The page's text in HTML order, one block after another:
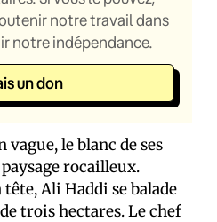
notre travail dans
notre indépendance.
un don
le blanc de ses
rocailleux.
Ali Haddi se balade
trois hectares. Le chef